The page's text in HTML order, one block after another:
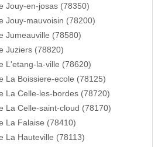
Jouy-en-josas (78350)
Jouy-mauvoisin (78200)
Jumeauville (78580)
Juziers (78820)
L'etang-la-ville (78620)
La Boissiere-ecole (78125)
La Celle-les-bordes (78720)
La Celle-saint-cloud (78170)
La Falaise (78410)
La Hauteville (78113)